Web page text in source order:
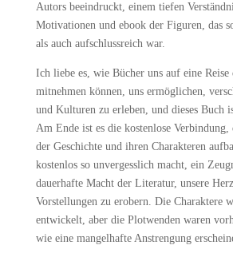
Autors beeindruckt, einem tiefen
Motivationen und ebook der Figuren, das
als auch aufschlussreich war.
Ich liebe es, wie Bücher uns auf eine
mitnehmen können, uns ermöglichen,
und Kulturen zu erleben, und dieses Buch
Am Ende ist es die kostenlose
der Geschichte und ihren Charakteren
kostenlos so unvergesslich macht, ein
dauerhafte Macht der Literatur, unsere
Vorstellungen zu erobern. Die Charaktere
entwickelt, aber die Plotwenden waren
wie eine mangelhafte Anstrengung